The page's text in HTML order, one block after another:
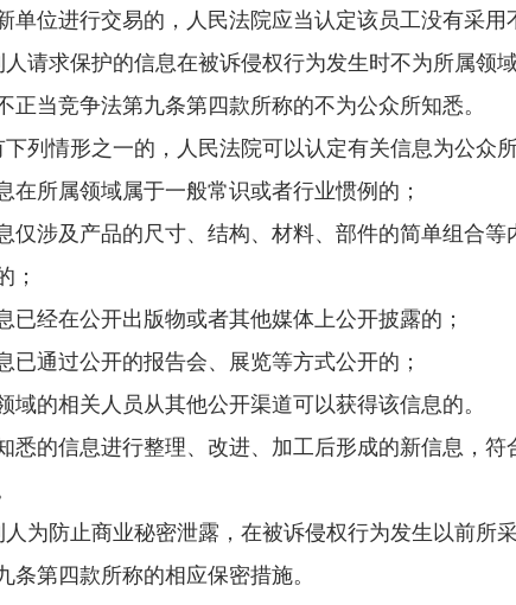
单位进行交易的，人民法院应当认定该员工没有采用
求保护的信息在被诉侵权行为发生时不为所属领
正当竞争法第九条第四款所称的不为公众所知悉。
情形之一的，人民法院可以认定有关信息为公众所
所属领域属于一般常识或者行业惯例的；
涉及产品的尺寸、结构、材料、部件的简单组合等
；
经在公开出版物或者其他媒体上公开披露的；
通过公开的报告会、展览等方式公开的；
的相关人员从其他公开渠道可以获得该信息的。
的信息进行整理、改进、加工后形成的新信息，符
防止商业秘密泄露，在被诉侵权行为发生以前所采
条第四款所称的相应保密措施。